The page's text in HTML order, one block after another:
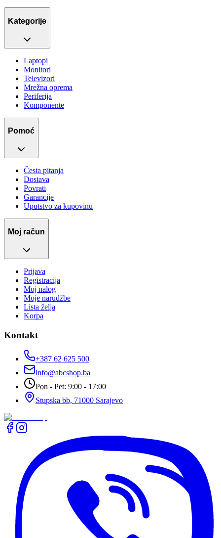
Kategorije
Laptopi
Monitori
Televizori
Mrežna oprema
Periferija
Komponente
Pomoć
Česta pitanja
Dostava
Povrati
Garancije
Uputstvo za kupovinu
Moj račun
Prijava
Registracija
Moj nalog
Moje narudžbe
Lista želja
Korpa
Kontakt
+387 62 625 500
info@abcshop.ba
Pon - Pet: 9:00 - 17:00
Stupska bb, 71000 Sarajevo